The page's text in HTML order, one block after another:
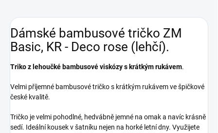
Dámské bambusové tričko ZM
Basic, KR - Deco rose (lehčí).
Triko z lehoučké bambusové viskózy s krátkým rukávem.
Velmi příjemné bambusové tričko s krátkým rukávem ve špičkové
české kvalitě.
Tričko je velmi pohodlné, hedvábně jemné na omak a navíc krásně
sedí. Ideální kousek v šatníku nejen na horké letní dny. Využijete